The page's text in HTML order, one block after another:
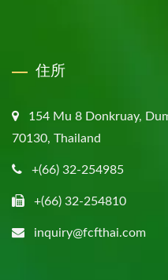
住所
154 Mu 8 Donkruay,
70130, Thailand
+(66) 32-254985
+(66) 32-254810
inquiry@fcfthai.com